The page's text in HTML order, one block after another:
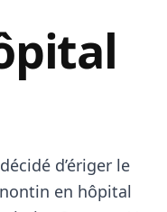
d’ériger le
en hôpital